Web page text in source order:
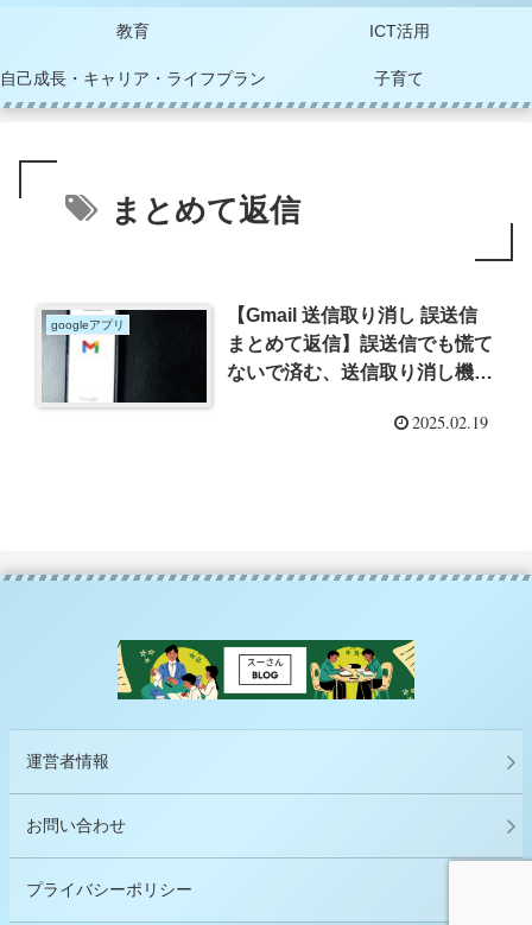
教育 ICT活用
自己成長・キャリア・ライフプラン 子育て
まとめて返信
googleアプリ
【Gmail 送信取り消し 誤送信
まとめて返信】誤送信でも慌て
ないで済む、送信取り消し機
2025.02.19
運営者情報
お問い合わせ
プライバシーポリシー